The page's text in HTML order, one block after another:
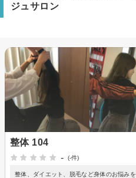
ジュサロン
整体 104
-
(-件)
整体、ダイエット、脱毛など身体のお悩み